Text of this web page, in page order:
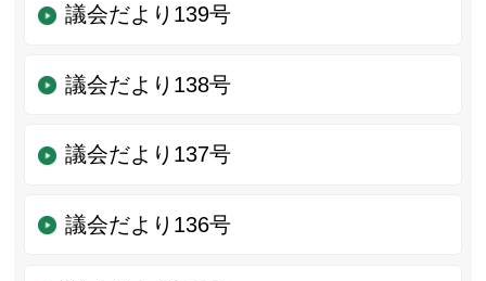
議会だより139号
議会だより138号
議会だより137号
議会だより136号